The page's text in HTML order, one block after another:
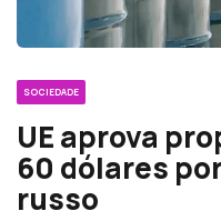
SOCIEDADE
UE aprova
60 dólares
russo